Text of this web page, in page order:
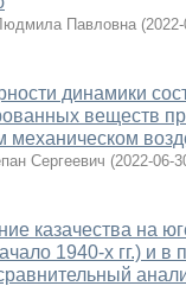
Павловна (
динамики
веществ
механическом
Сергеевич (2022-06-
казачества на
1940-х гг.) и в